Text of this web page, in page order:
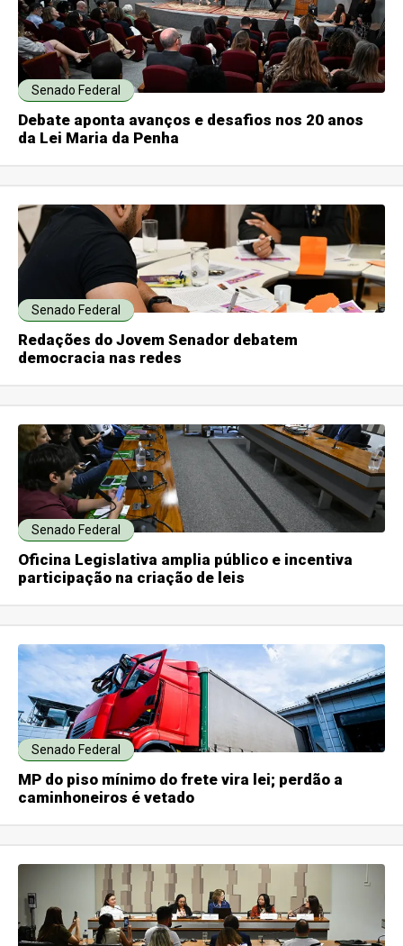
Senado Federal
Debate aponta avanços e desafios nos 20 anos
da Lei Maria da Penha
Senado Federal
Redações do Jovem Senador debatem
democracia nas redes
Senado Federal
Oficina Legislativa amplia público e incentiva
participação na criação de leis
Senado Federal
MP do piso mínimo do frete vira lei; perdão a
caminhoneiros é vetado